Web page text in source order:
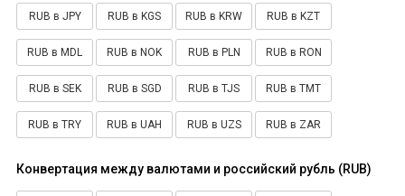
RUB в JPY RUB в KGS RUB в KRW RUB в KZT
RUB в MDL RUB в NOK RUB в PLN RUB в RON
RUB в SEK RUB в SGD RUB в TJS RUB в TMT
RUB в TRY RUB в UAH RUB в UZS RUB в ZAR
Конвертация между валютами и российский рубль (RUB)